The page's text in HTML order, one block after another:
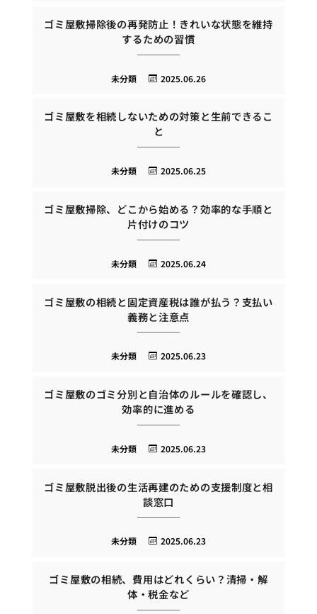
ゴミ屋敷掃除後の再発防止！きれいな状態を維持
するための習慣
2025.06.26
未分類
ゴミ屋敷を相続しないための対策と生前できるこ
と
2025.06.25
未分類
ゴミ屋敷掃除、どこから始める？効率的な手順と
片付けのコツ
2025.06.24
未分類
ゴミ屋敷の相続と固定資産税は誰が払う？支払い
義務と注意点
2025.06.23
未分類
ゴミ屋敷のゴミ分別と自治体のルールを確認し、
効率的に進める
2025.06.23
未分類
ゴミ屋敷脱出後の生活再建のための支援制度と相
談窓口
2025.06.23
未分類
ゴミ屋敷の相続、費用はどれくらい？清掃・解
体・税金など